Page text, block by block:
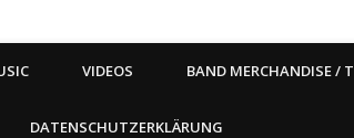
VIDEOS BAND MERCHANDISE /
DATENSCHUTZERKLÄRUNG